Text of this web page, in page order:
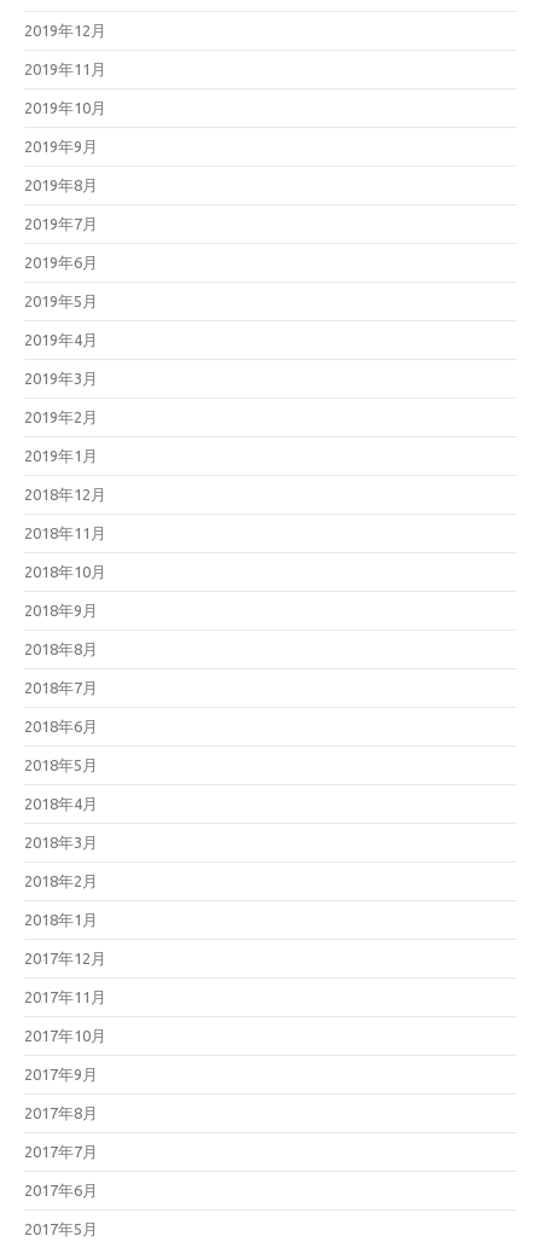
2019年12月
2019年11月
2019年10月
2019年9月
2019年8月
2019年7月
2019年6月
2019年5月
2019年4月
2019年3月
2019年2月
2019年1月
2018年12月
2018年11月
2018年10月
2018年9月
2018年8月
2018年7月
2018年6月
2018年5月
2018年4月
2018年3月
2018年2月
2018年1月
2017年12月
2017年11月
2017年10月
2017年9月
2017年8月
2017年7月
2017年6月
2017年5月